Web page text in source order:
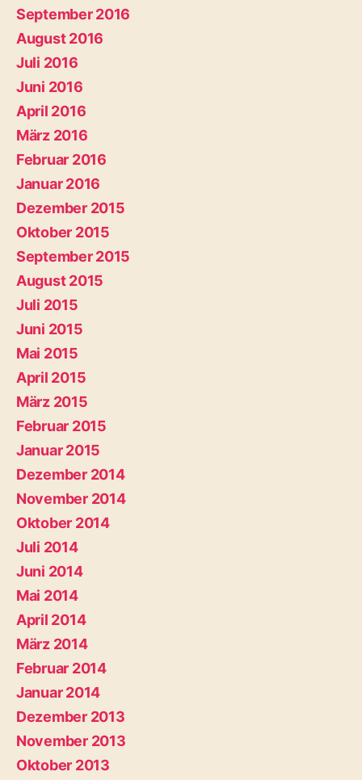
September 2016
August 2016
Juli 2016
Juni 2016
April 2016
März 2016
Februar 2016
Januar 2016
Dezember 2015
Oktober 2015
September 2015
August 2015
Juli 2015
Juni 2015
Mai 2015
April 2015
März 2015
Februar 2015
Januar 2015
Dezember 2014
November 2014
Oktober 2014
Juli 2014
Juni 2014
Mai 2014
April 2014
März 2014
Februar 2014
Januar 2014
Dezember 2013
November 2013
Oktober 2013